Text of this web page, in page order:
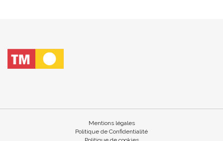
Mentions légales
Politique de Confidentialité